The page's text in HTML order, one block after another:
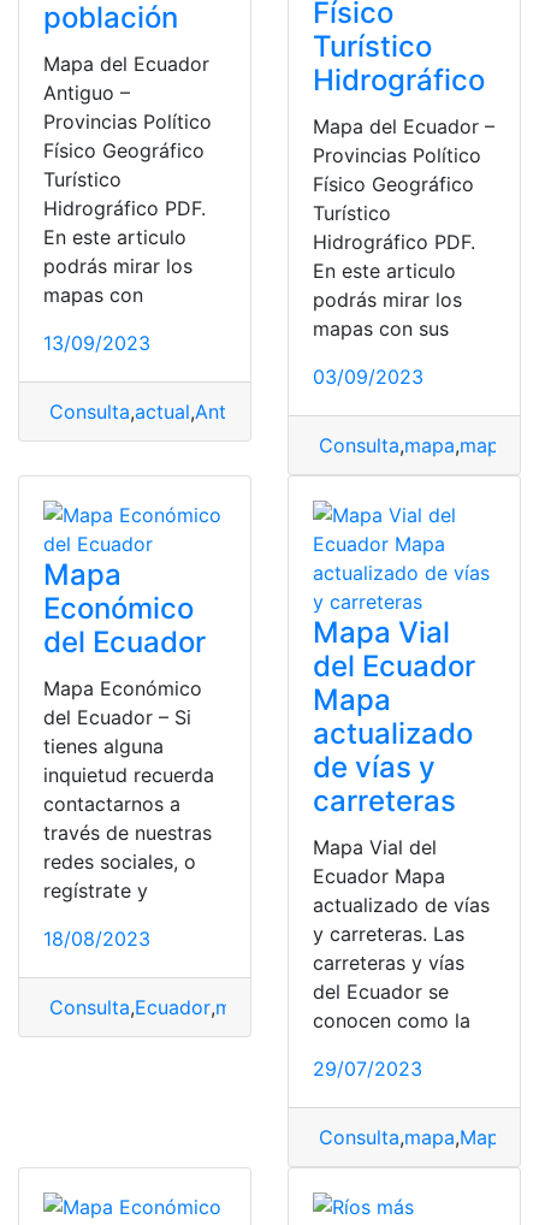
población
Mapa del Ecuador
Antiguo –
Provincias Político
Físico Geográfico
Turístico
Hidrográfico PDF.
En este articulo
podrás mirar los
mapas con
13/09/2023
Consulta,actual,Antiguo mapa,mapa del Ecuador
Físico
Turístico
Hidrográfico
Mapa del Ecuador –
Provincias Político
Físico Geográfico
Turístico
Hidrográfico PDF.
En este articulo
podrás mirar los
mapas con sus
03/09/2023
Consulta,mapa,mapa
Mapa
Económico
del Ecuador
Mapa Económico
del Ecuador – Si
tienes alguna
inquietud recuerda
contactarnos a
través de nuestras
redes sociales, o
regístrate y
18/08/2023
Consulta,Ecuador,mapa Mapa Económico ,Mapa
Mapa Vial
del Ecuador
Mapa
actualizado
de vías y
carreteras
Mapa Vial del
Ecuador Mapa
actualizado de vías
y carreteras. Las
carreteras y vías
del Ecuador se
conocen como la
29/07/2023
Consulta,mapa,Mapa